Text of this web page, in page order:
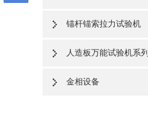
锚杆锚索拉力试验机
人造板万能试验机系列
金相设备